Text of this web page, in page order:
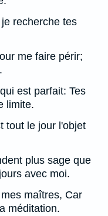
recherche tes
me faire périr;
est parfait: Tes
limite.
tout le jour l'objet
plus sage que
avec moi.
maîtres, Car
méditation.